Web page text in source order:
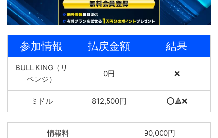
参加情報 払戻金額 結果
BULL KING（リ
ベンジ）
0円 ❌
ミドル 812,500円 ⭕️🔺❌
情報料 90,000円